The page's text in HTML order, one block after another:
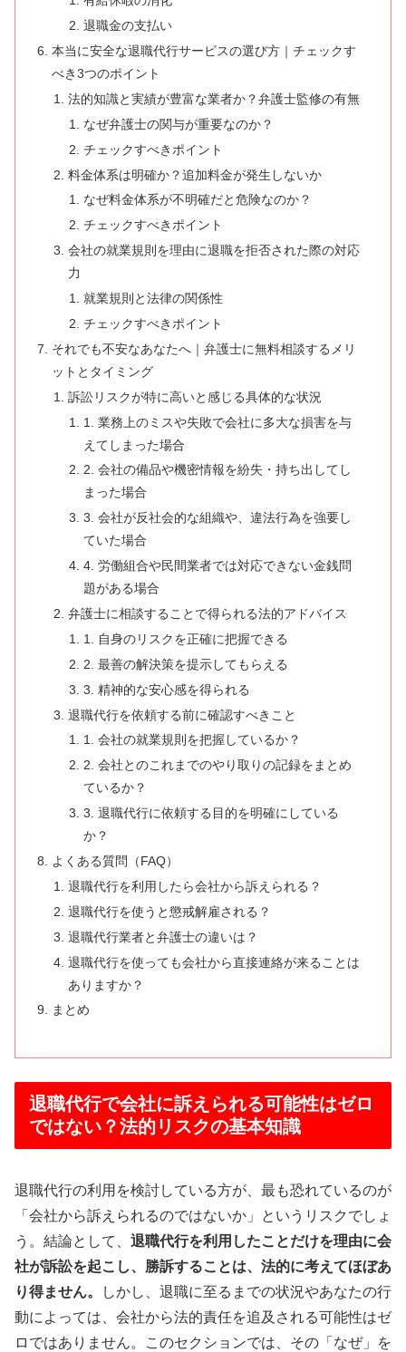
退職金の支払い
本当に安全な退職代行サービスの選び方｜チェックす
べき3つのポイント
法的知識と実績が豊富な業者か？弁護士監修の有無
なぜ弁護士の関与が重要なのか？
チェックすべきポイント
料金体系は明確か？追加料金が発生しないか
なぜ料金体系が不明確だと危険なのか？
チェックすべきポイント
会社の就業規則を理由に退職を拒否された際の対応
力
就業規則と法律の関係性
チェックすべきポイント
それでも不安なあなたへ｜弁護士に無料相談するメリ
ットとタイミング
訴訟リスクが特に高いと感じる具体的な状況
1. 業務上のミスや失敗で会社に多大な損害を与
えてしまった場合
2. 会社の備品や機密情報を紛失・持ち出してし
まった場合
3. 会社が反社会的な組織や、違法行為を強要し
ていた場合
4. 労働組合や民間業者では対応できない金銭問
題がある場合
弁護士に相談することで得られる法的アドバイス
1. 自身のリスクを正確に把握できる
2. 最善の解決策を提示してもらえる
3. 精神的な安心感を得られる
退職代行を依頼する前に確認すべきこと
1. 会社の就業規則を把握しているか？
2. 会社とのこれまでのやり取りの記録をまとめ
ているか？
3. 退職代行に依頼する目的を明確にしている
か？
よくある質問（FAQ）
退職代行を利用したら会社から訴えられる？
退職代行を使うと懲戒解雇される？
退職代行業者と弁護士の違いは？
退職代行を使っても会社から直接連絡が来ることは
ありますか？
まとめ
退職代行で会社に訴えられる可能性はゼロ
ではない？法的リスクの基本知識
退職代行の利用を検討している方が、最も恐れているのが
「会社から訴えられるのではないか」というリスクでしょ
う。結論として、 退職代行を利用したことだけを理由に会
社が訴訟を起こし、勝訴することは、法的に考えてほぼあ
り得ません。
しかし、退職に至るまでの状況やあなたの行
動によっては、会社から法的責任を追及される可能性はゼ
ロではありません。このセクションでは、その「なぜ」を